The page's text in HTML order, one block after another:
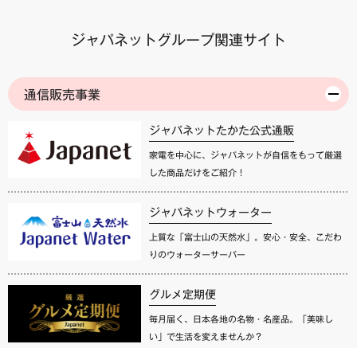
ジャパネットグループ関連サイト
通信販売事業
ジャパネットたかた公式通販
家電を中心に、ジャパネットが自信をもって厳選
した商品だけをご紹介！
ジャパネットウォーター
上質な「富士山の天然水」。安心・安全、こだわ
りのウォーターサーバー
グルメ定期便
毎月届く、日本各地の名物・名産品。「美味し
い」で生活を変えませんか？